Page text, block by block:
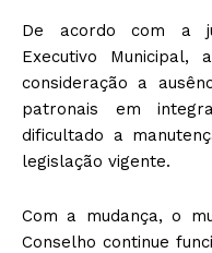
De acordo com a
Executivo
consideração a
patronais em
dificultado a
legislação vigente.
Com a mudança, o
Conselho continue